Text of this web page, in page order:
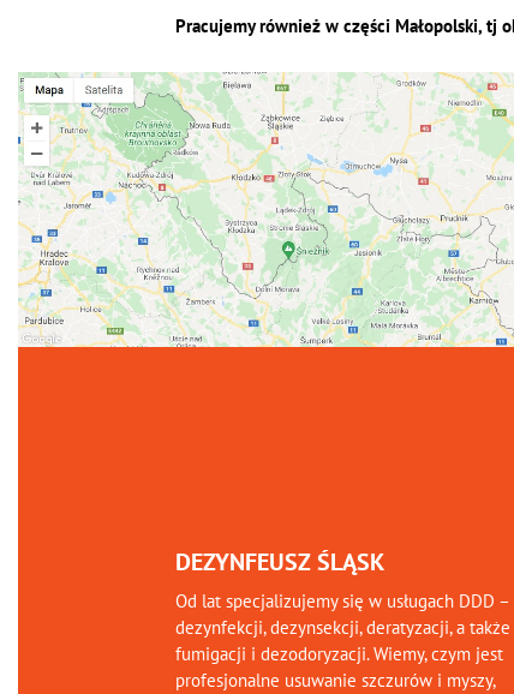
Pracujemy również w części Małopolski, tj
DEZYNFEUSZ ŚLĄSK
Od lat specjalizujemy się w usługach DDD –
dezynfekcji, dezynsekcji, deratyzacji, a także
fumigacji i dezodoryzacji. Wiemy, czym jest
profesjonalne usuwanie szczurów i myszy,